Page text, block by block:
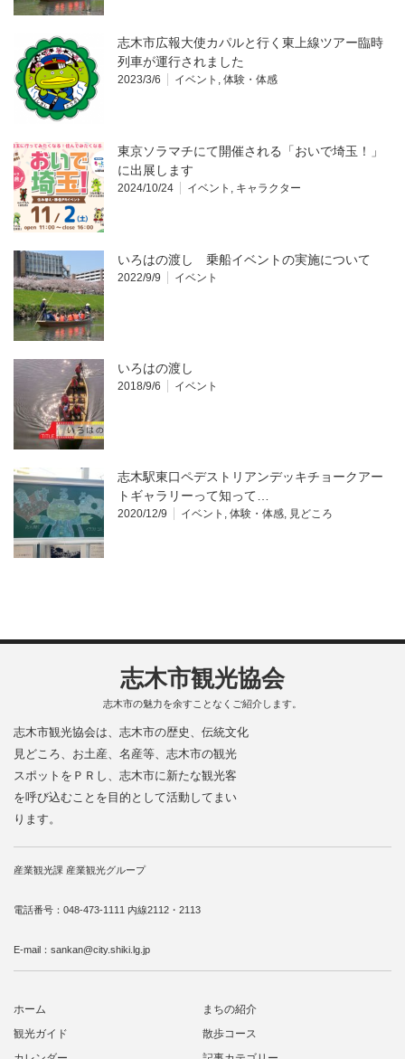
志木市広報大使カパルと行く東上線ツアー臨時
列車が運行されました
2023/3/6 イベント 体験・体感
東京ソラマチにて開催される「おいで埼玉！」
に出展します
2024/10/24 イベント キャラクター
いろはの渡し 乗船イベントの実施について
2022/9/9 イベント
いろはの渡し
2018/9/6 イベント
志木駅東口ペデストリアンデッキチョークアー
トギャラリーって知って…
2020/12/9 イベント 体験・体感 見どころ
志木市観光協会
志木市の魅力を余すことなくご紹介します。
志木市観光協会は、志木市の歴史、伝統文化
見どころ、お土産、名産等、志木市の観光
スポットをＰＲし、志木市に新たな観光客
を呼び込むことを目的として活動してまい
ります。
産業観光課 産業観光グループ
電話番号：048-473-1111 内線2112・2113
E-mail：sankan@city.shiki.lg.jp
ホーム
まちの紹介
観光ガイド
散歩コース